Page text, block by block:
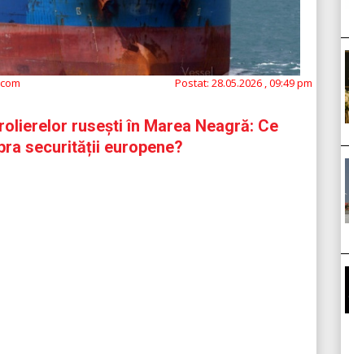
Postat: 28.05.2026 , 09:49 pm
rusești în Marea Neagră: Ce
securității europene?